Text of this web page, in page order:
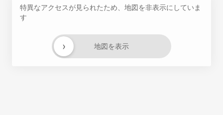
特異なアクセスが見られたため、地図を非表示にしていま
す
地図を表示
›